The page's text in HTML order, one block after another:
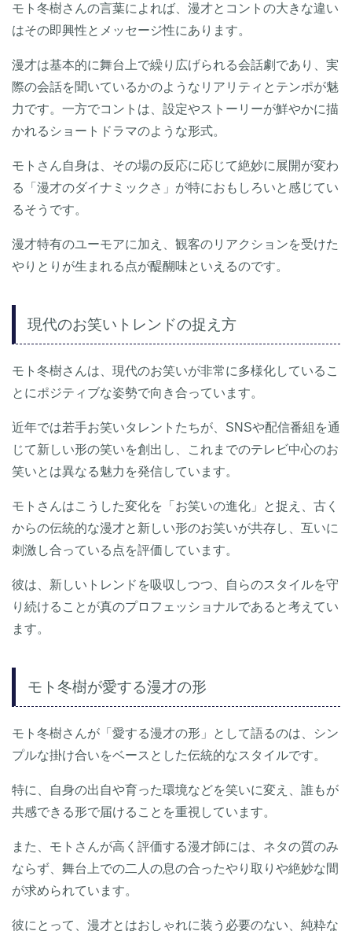
モト冬樹さんの言葉によれば、漫才とコントの大きな違い
はその即興性とメッセージ性にあります。
漫才は基本的に舞台上で繰り広げられる会話劇であり、実
際の会話を聞いているかのようなリアリティとテンポが魅
力です。一方でコントは、設定やストーリーが鮮やかに描
かれるショートドラマのような形式。
モトさん自身は、その場の反応に応じて絶妙に展開が変わ
る「漫才のダイナミックさ」が特におもしろいと感じてい
るそうです。
漫才特有のユーモアに加え、観客のリアクションを受けた
やりとりが生まれる点が醍醐味といえるのです。
現代のお笑いトレンドの捉え方
モト冬樹さんは、現代のお笑いが非常に多様化しているこ
とにポジティブな姿勢で向き合っています。
近年では若手お笑いタレントたちが、SNSや配信番組を通
じて新しい形の笑いを創出し、これまでのテレビ中心のお
笑いとは異なる魅力を発信しています。
モトさんはこうした変化を「お笑いの進化」と捉え、古く
からの伝統的な漫才と新しい形のお笑いが共存し、互いに
刺激し合っている点を評価しています。
彼は、新しいトレンドを吸収しつつ、自らのスタイルを守
り続けることが真のプロフェッショナルであると考えてい
ます。
モト冬樹が愛する漫才の形
モト冬樹さんが「愛する漫才の形」として語るのは、シン
プルな掛け合いをベースとした伝統的なスタイルです。
特に、自身の出自や育った環境などを笑いに変え、誰もが
共感できる形で届けることを重視しています。
また、モトさんが高く評価する漫才師には、ネタの質のみ
ならず、舞台上での二人の息の合ったやり取りや絶妙な間
が求められています。
彼にとって、漫才とはおしゃれに装う必要のない、純粋な